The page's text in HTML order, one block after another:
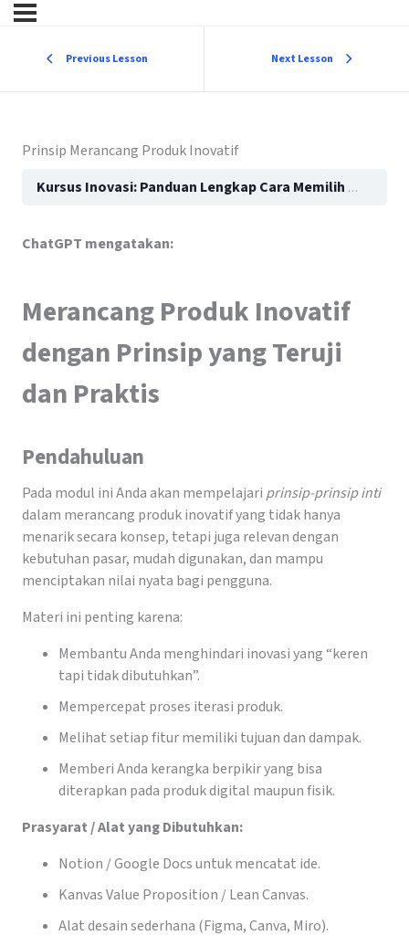
Previous Lesson Next Lesson
Prinsip Merancang Produk Inovatif
Kursus Inovasi: Panduan Lengkap Cara Memilih dan Mengikuti Pelatihan Inovasi Terbaik
ChatGPT mengatakan:
Merancang Produk Inovatif
dengan Prinsip yang Teruji
dan Praktis
Pendahuluan
Pada modul ini Anda akan mempelajari prinsip-prinsip inti
dalam merancang produk inovatif yang tidak hanya
menarik secara konsep, tetapi juga relevan dengan
kebutuhan pasar, mudah digunakan, dan mampu
menciptakan nilai nyata bagi pengguna.
Materi ini penting karena:
Membantu Anda menghindari inovasi yang “keren
tapi tidak dibutuhkan”.
Mempercepat proses iterasi produk.
Melihat setiap fitur memiliki tujuan dan dampak.
Memberi Anda kerangka berpikir yang bisa
diterapkan pada produk digital maupun fisik.
Prasyarat / Alat yang Dibutuhkan:
Notion / Google Docs untuk mencatat ide.
Kanvas Value Proposition / Lean Canvas.
Alat desain sederhana (Figma, Canva, Miro).